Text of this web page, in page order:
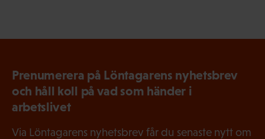
Prenumerera på Löntagarens nyhetsbrev
och håll koll på vad som händer i
arbetslivet
Via Löntagarens nyhetsbrev får du senaste nytt om